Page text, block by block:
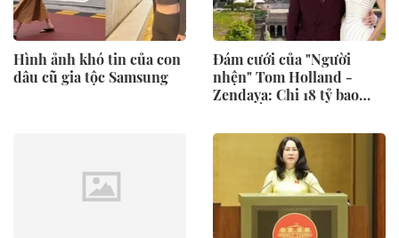
Hình ảnh khó tin của con
dâu cũ gia tộc Samsung
Đám cưới của "Người
nhện" Tom Holland -
Zendaya: Chi 18 tỷ bao
còn dùng trực thăng đưa
đón dàn khách mời